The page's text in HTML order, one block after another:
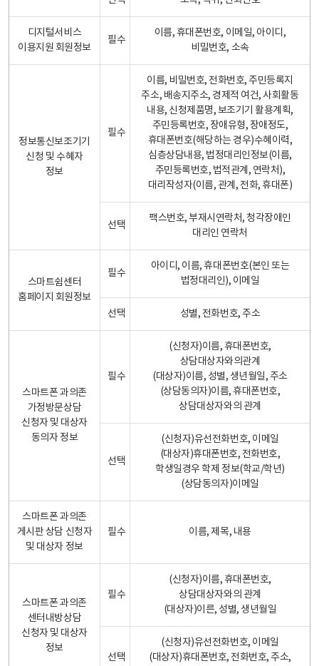
디지털서비스
이용지원 회원정보
필수
이름, 휴대폰번호, 이메일, 아이디,
비밀번호, 소속
정보통신보조기기
신청 및 수혜자
정보
필수
이름, 비밀번호, 전화번호, 주민등록지
주소, 배송지주소, 경제적 여건, 사회활동
내용, 신청제품명, 보조기기 활용계획,
주민등록번호, 장애유형, 장애정도,
휴대폰번호(해당하는 경우)수혜이력,
심층상담내용, 법정대리인정보(이름,
주민등록번호, 법적관계, 연락처),
대리작성자(이름, 관계, 전화, 휴대폰)
선택
팩스번호, 부재시연락처, 청각장애인
대리인 연락처
스마트쉼센터
홈페이지 회원정보
필수
아이디, 이름, 휴대폰번호(본인 또는
법정대리인), 이메일
선택 성별, 전화번호, 주소
스마트폰 과의존
가정방문상담
신청자 및 대상자
동의자 정보
필수
(신청자)이름, 휴대폰번호,
상담대상자와의관계
(대상자)이름, 성별, 생년월일, 주소
(상담동의자)이름, 휴대폰번호,
상담대상자와의 관계
선택
(신청자)유선전화번호, 이메일
(대상자)휴대폰번호, 전화번호,
학생일경우 학제 정보(학교/학년)
(상담동의자)이메일
스마트폰 과의존
게시판 상담 신청자
및 대상자 정보
필수 이름, 제목, 내용
스마트폰 과의존
센터내방상담
신청자 및 대상자
정보
필수
(신청자)이름, 휴대폰번호,
상담대상자와의 관계
(대상자)이른, 성별, 생년월일
선택
(신청자)유선전화번호, 이메일
(대상자)휴대폰번호, 전화번호, 주소,